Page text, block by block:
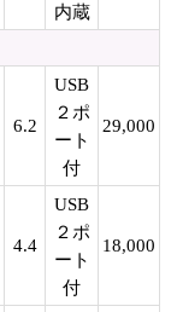
内蔵
6.2
USB
２ポ
ート
付
29,000
4.4
USB
２ポ
ート
付
18,000